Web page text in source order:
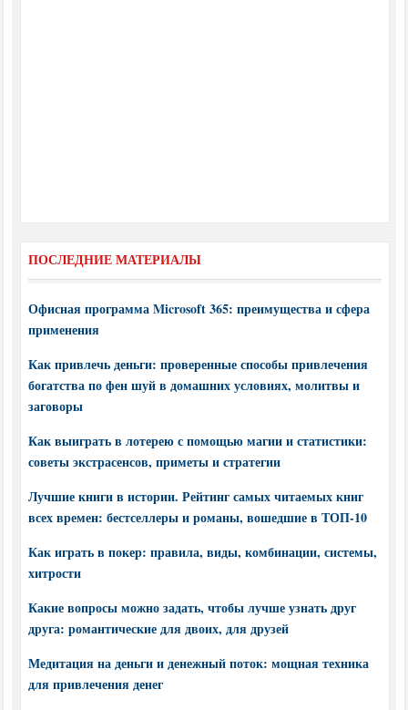
ПОСЛЕДНИЕ МАТЕРИАЛЫ
Офисная программа Microsoft 365: преимущества и сфера
применения
Как привлечь деньги: проверенные способы привлечения
богатства по фен шуй в домашних условиях, молитвы и
заговоры
Как выиграть в лотерею с помощью магии и статистики:
советы экстрасенсов, приметы и стратегии
Лучшие книги в истории. Рейтинг самых читаемых книг
всех времен: бестселлеры и романы, вошедшие в ТОП-10
Как играть в покер: правила, виды, комбинации, системы,
хитрости
Какие вопросы можно задать, чтобы лучше узнать друг
друга: романтические для двоих, для друзей
Медитация на деньги и денежный поток: мощная техника
для привлечения денег